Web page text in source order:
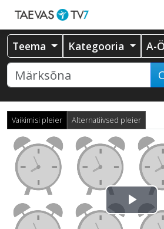
Teema Kategooria A-
Vaikimisi pleier Alternatiivsed pleier